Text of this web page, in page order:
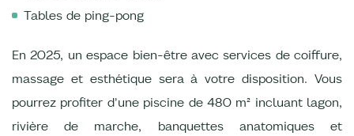
Tables de ping-pong
En 2025, un espace bien-être avec services de coiffure,
massage et esthétique sera à votre disposition. Vous
pourrez profiter d'une piscine de 480 m² incluant lagon,
rivière de marche, banquettes anatomiques et